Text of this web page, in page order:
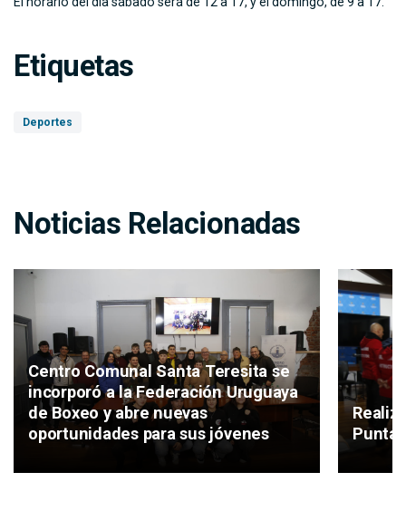
Etiquetas
Deportes
Noticias Relacionadas
Centro Comunal Santa Teresita se
incorporó a la Federación Uruguaya
de Boxeo y abre nuevas
oportunidades para sus jóvenes
Punta